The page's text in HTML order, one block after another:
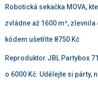
Robotická sekačka MOVA,
zvládne až 1600 m², zlevnila
kódem ušetříte 8750 Kč
Reproduktor JBL Partybox
o 6000 Kč. Udělejte si párty,